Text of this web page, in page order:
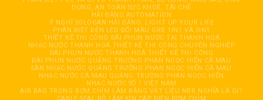
DỤNG, AN TOÀN SỨC KHOẺ, TÁI CHẾ
HẢI ĐĂNG AUTOMATION
Ý NGHĨ SOLOGAN HẢI ĐĂNG: LIGHT UP YOUR LIFE
PHÂN BIỆT ĐÈN LED ĐỔI MÀU GRB 1IN1 VÀ 3IN1
THIẾT KẾ THI CÔNG ĐÀI PHUN NƯỚC TẠI THANH HOÁ
NHẠC NƯỚC THANH HOÁ THIẾT KẾ THI CÔNG CHUYÊN NGHIỆP
ĐÀI PHUN NƯỚC THANH HOÁ THIẾT KẾ THI CÔNG
ĐÀI PHUN NƯỚC QUẢNG TRƯỜNG PHAN NGỌC HIỂN CÀ MAU
SÀN NHẠC NƯỚC QUẢNG TRƯỜNG PHAN NGỌC HIỂN CÀ MAU
NHẠC NƯỚC CÀ MAU QUẢNG TRƯỜNG PHAN NGỌC HIỂN
NHẠC NƯỚC SỐ 1 VIỆT NAM
AIR BAG TRONG BƠM CHÌM LÀM BẰNG VẬT LIỆU NBR NGHĨA LÀ GÌ?